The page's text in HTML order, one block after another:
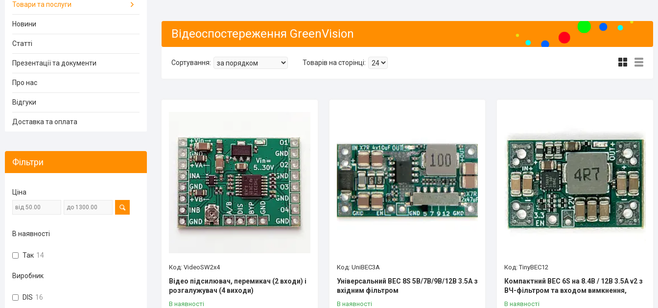
Відеоспостереження GreenVision
VideoSW2x4
Відео підсилювач, перемикач (2 входи) і
розгалужувач (4 виходи)
В наявності
UniBEC3A
Універсальний BEC 8S 5В/7В/9В/12В 3.5А з
вхідним фільтром
В наявності
TinyBEC12
Компактний BEC 6S на 8.4В / 12В 3.5А v2 з
ВЧ-фільтром та входом вимкнення,
В наявності
Товари та послуги
Новини
Статті
Презентації та документи
Про нас
Відгуки
Доставка та оплата
Фільтри
Ціна
В наявності
Так 14
Виробник
DIS 16